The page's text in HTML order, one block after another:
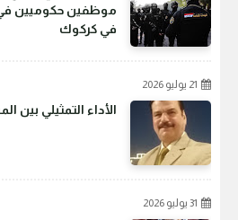
موظفين حكوميين
في كركوك
21 يوليو 2026
الأداء التمثيلي بين
31 يوليو 2026